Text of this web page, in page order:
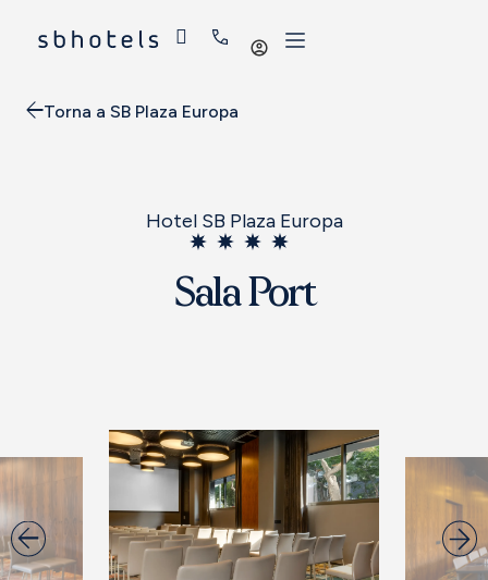
Iniciar
Torna a SB Plaza Europa
Hotel SB Plaza Europa
Sala Port